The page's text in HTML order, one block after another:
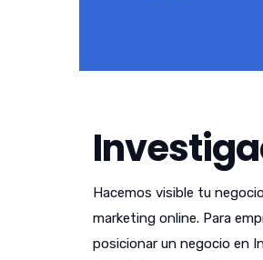
Hacemos visible tu
marketing online. Para
posicionar un negocio en